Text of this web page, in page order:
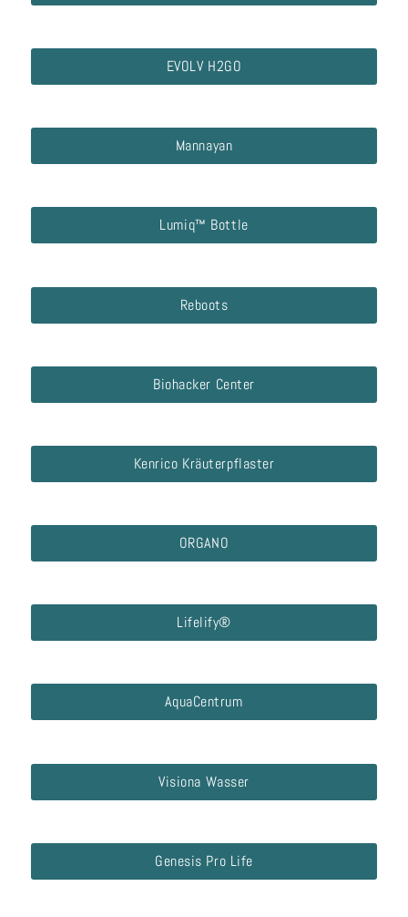
EVOLV H2GO
Mannayan
Lumiq™ Bottle
Reboots
Biohacker Center
Kenrico Kräuterpflaster
ORGANO
Lifelify®
AquaCentrum
Visiona Wasser
Genesis Pro Life